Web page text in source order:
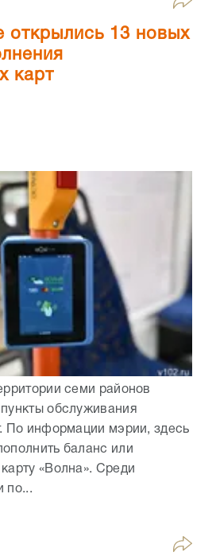
открылись 13 новых
карт
семи районов
обслуживания
По информации мэрии, здесь
баланс или
«Волна». Среди
по...